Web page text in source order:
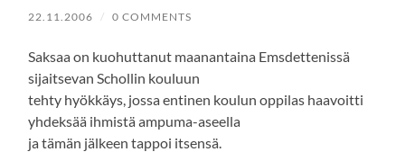
22.11.2006 / 0 COMMENTS
Saksaa on kuohuttanut maanantaina Emsdettenissä
sijaitsevan Schollin kouluun
tehty hyökkäys, jossa entinen koulun oppilas haavoitti
yhdeksää ihmistä ampuma-aseella
ja tämän jälkeen tappoi itsensä.